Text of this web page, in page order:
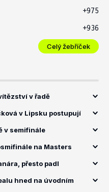
+975
+936
Celý žebříček
v řadě
v Lipsku postupují
v semifinále
na Masters
přesto padl
hned na úvodním